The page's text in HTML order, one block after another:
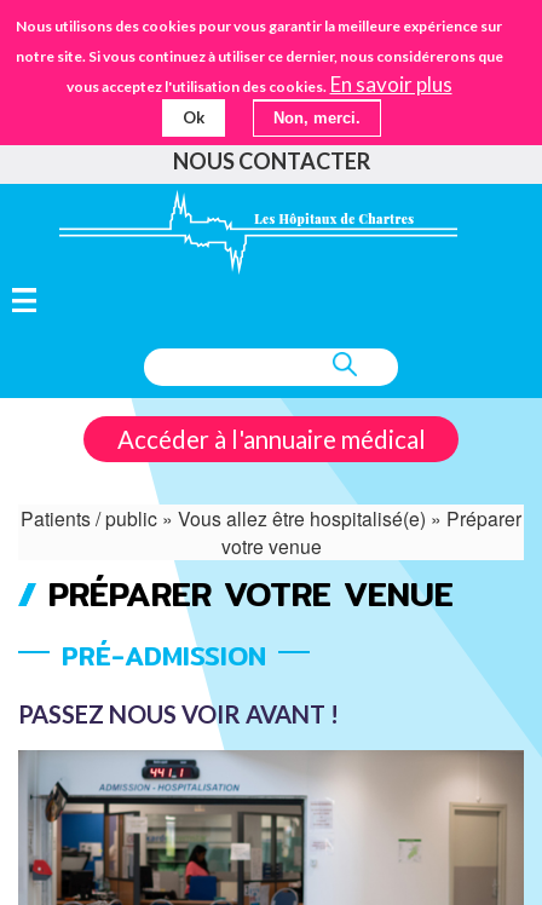
Nous utilisons des cookies pour vous garantir la meilleure expérience sur
notre site. Si vous continuez à utiliser ce dernier, nous considérerons que
vous acceptez l'utilisation des cookies. En savoir plus
Ok Non, merci.
Aller
au
contenu
principal
URGENCES STANDARD
02.37.30.30.30
IFSANTÉ CHARTRES
EHPAD
FAIRE UN DON
NOUS CONTACTER
Accéder à l'annuaire médical
FIL
D'ARIANE
Patients / public Vous allez être hospitalisé(e)
Préparer
votre venue
PRÉPARER VOTRE VENUE
PRÉ-ADMISSION
PASSEZ NOUS VOIR AVANT !